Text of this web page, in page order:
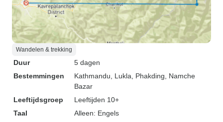
Wandelen & trekking
Duur
5 dagen
Bestemmingen
Kathmandu , Lukla , Phakding , Namche
Bazar
Leeftijdsgroep
Leeftijden 10+
Taal
Alleen: Engels